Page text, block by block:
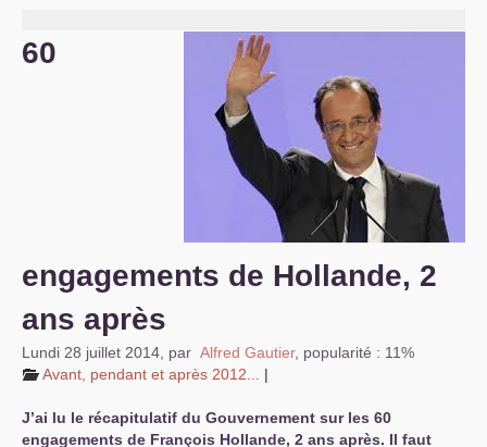
60
engagements de Hollande, 2
ans après
Lundi 28 juillet 2014 par Alfred Gautier, popularité : 11%
Avant, pendant et après 2012...
|
J’ai lu le récapitulatif du Gouvernement sur les 60
engagements de François Hollande, 2 ans après. Il faut